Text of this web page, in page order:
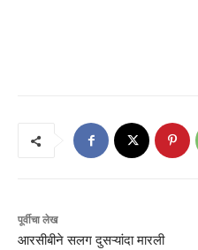
पूर्वीचा लेख
आरसीबीने सलग दुसऱ्यांदा मारली